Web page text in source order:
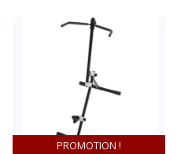
PROMOTION !